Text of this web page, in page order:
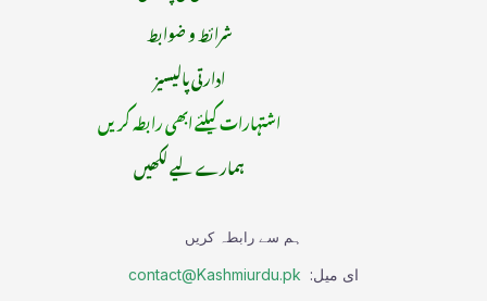
شرائط و ضوابط
ادارتی پالیسیز
اشتہارات کیلئے ابھی رابطہ کریں
ہمارے لیے لکھیں
ہم سے رابطہ کریں
ای میل: contact@Kashmiurdu.pk